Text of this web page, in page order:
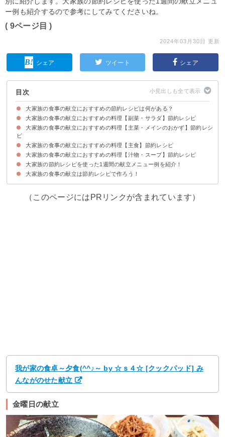
ー例も紹介するので参考にしてみてくださいね。
( 9ページ目 )
2024年03月30日 更新
シェア ツイート シェア
目次
大家族の食事の献立におすすめの節約レシピは何がある？
大家族の食事の献立におすすめの料理【副菜・サラダ】節約レシピ
①簡単もやしのチーズ焼き【80円】
②ちくわのらのり塩マヨ炒め【70円】
③簡単で安いもやしとニラのナムル【100円】
④腸活にも最適な節約おからサラダ【100円】
⑤キャベツとちくわの煮浸し【60円】
⑥カニカマの三色中華風サラダ【150円】
⑦切り干し大根・昆布・人参の和風炒め【100円】
⑧豆苗と鯖缶の和え物【50円】
大家族の食事の献立におすすめの料理【主菜・メインのおかず】節約レシ
ピ
①ご飯との相性抜群の鷄つくね【81円】
②高野豆腐でボリュームアップ肉巻き【105円】
③鶏胸肉で味付き天ぷら【100円】
④ご飯に合うこんにゃくステーキ【80円】
⑤おつまみにもなる高野豆腐の唐揚げ【100円】
⑥スタミナ満点な豆腐のガーリックステーキ【30円】
⑦ご飯が進む豚ニラもやしの炒め物【162円】
⑧ボリューム満点な豚肉と豆腐の油揚げ包み煮【120円】
⑨カニカマで節約蟹風味シュウマイ【250円】
⑩豆腐の揚げ巻き甘酢餡かけ【100円】
大家族の食事の献立におすすめの料理【主食】節約レシピ
①ボリュームな簡単ちくわ丼【50円】
②釜玉うどん【150円】
③ボリューム満点なグラタンパスタ【120円】
④鯖の味噌煮缶で簡単な焼きうどん【80円】
⑤スタミナ満点な麻婆豆腐丼【50円】
⑥簡単なちくわチャーハン【50円】
⑦イワシ缶を使った簡単パスタ【60円】
⑧簡単でボリューム満点なお好み焼き【100円】
⑨シーフードミックスを使った節約海鮮塩焼きそば【300円】
⑩根菜たっぷり力うどん【120円】
⑪キャベツと塩昆布の節約パスタ【100円】
⑫カニカマでボリューム満点な餡掛けチャーハン【69円】
大家族の食事の献立におすすめの料理【汁物・スープ】節約レシピ
①わかめのボリュームたっぷりスープ【65円】
②焼肉屋風の卵スープ【20円】
③市販のシュウマイを使ったもやしのボリューム満点スープ【100円】
大家族の節約レシピを使った1週間の献立メニュー例を紹介！
月曜日の献立
火曜日の献立
水曜日の献立
木曜日の献立
金曜日の献立
土曜日の献立
日曜日の献立
大家族の食事の献立は節約レシピで作ろう！
（このページにはPRリンクが含まれています）
我が家の食卓～夕食(^^♪～ by ☆ｓ４☆ [クックパッド] み
んながのせた献立
金曜日の献立